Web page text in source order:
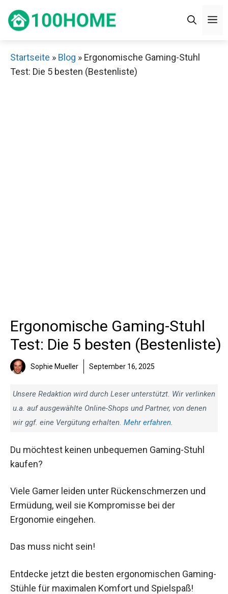
Inhalt
Startseite » Blog » Ergonomische Gaming-Stuhl
Test: Die 5 besten (Bestenliste)
Ergonomische Gaming-Stuhl
Test: Die 5 besten (Bestenliste)
Sophie Mueller September 16, 2025
Unsere Redaktion wird durch Leser unterstützt. Wir verlinken
u.a. auf ausgewählte Online-Shops und Partner, von denen
wir ggf. eine Vergütung erhalten. Mehr erfahren.
Du möchtest keinen unbequemen Gaming-Stuhl
kaufen?
Viele Gamer leiden unter Rückenschmerzen und
Ermüdung, weil sie Kompromisse bei der
Ergonomie eingehen.
Das muss nicht sein!
Entdecke jetzt die besten ergonomischen Gaming-
Stühle für maximalen Komfort und Spielspaß!